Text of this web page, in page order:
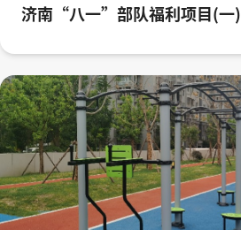
济南“八一”部队福利项目(一)